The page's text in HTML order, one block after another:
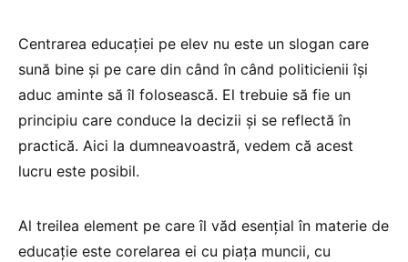
Centrarea educației pe elev nu este un slogan care
sună bine și pe care din când în când politicienii își
aduc aminte să îl folosească. El trebuie să fie un
principiu care conduce la decizii și se reflectă în
practică. Aici la dumneavoastră, vedem că acest
lucru este posibil.
Al treilea element pe care îl văd esențial în materie de
educație este corelarea ei cu piața muncii, cu